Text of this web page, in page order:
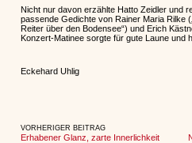
Nicht nur davon erzählte Hatto Zeidler und
passende Gedichte von Rainer Maria Rilke
Reiter über den Bodensee“) und Erich
Konzert-Matinee sorgte für gute Laune und
Eckehard Uhlig
VORHERIGER BEITRAG
Erhabener Glanz, zarte Innerlichkeit